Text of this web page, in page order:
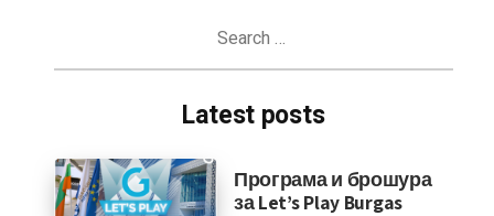
Latest posts
Програма и брошура
за Let’s Play Burgas